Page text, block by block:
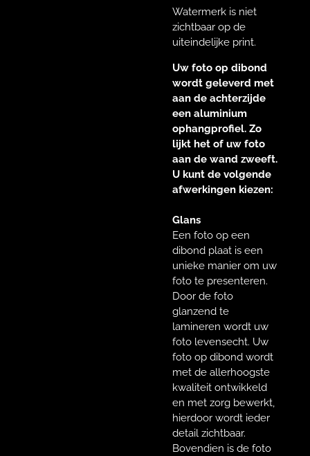
Watermerk is niet
zichtbaar op de
uiteindelijke print.
Uw foto op dibond
wordt geleverd met
aan de achterzijde
een aluminium
ophangprofiel. Zo
lijkt het of uw foto
aan de wand zweeft.
U kunt de volgende
afwerkingen kiezen:
Glans
Een foto op een
dibond plaat is een
unieke manier om uw
foto te presenteren.
Door de foto
glanzend te
lamineren wordt uw
foto levensecht. Uw
foto op dibond wordt
met de allerhoogste
kwaliteit ontwikkeld
en met zorg bewerkt,
hierdoor wordt ieder
detail zichtbaar.
Bovendien is de foto